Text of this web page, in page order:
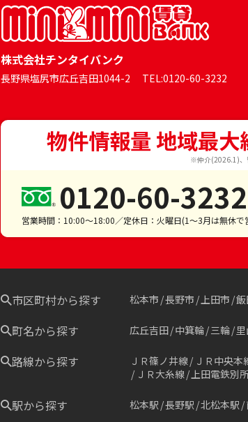
株式会社チンタイバンク
長野県塩尻市広丘吉田1044-2 TEL:0120-60-3232
物件情報量 地域最
※仲介(2026.1)、
0120-60-3232
営業時間：10:00～18:00／定休日：火曜日(1～3月は無休で
市区町村から探す 松本市 長野市 上田市
町名から探す 広丘吉田 中箕輪 三輪
路線から探す ＪＲ篠ノ井線 ＪＲ中央本
ＪＲ大糸線 上田電鉄別
駅から探す 松本駅 長野駅 北松本駅